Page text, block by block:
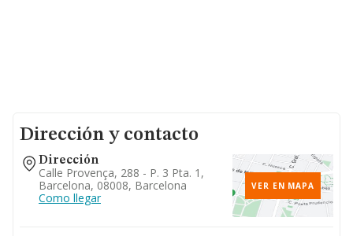
Dirección y contacto
Dirección
Calle Provença, 288 - P. 3 Pta. 1,
Barcelona, 08008, Barcelona
Como llegar
VER EN MAPA